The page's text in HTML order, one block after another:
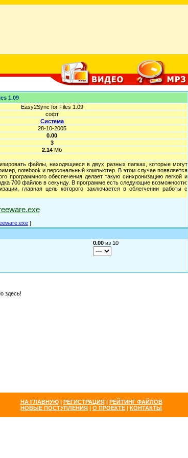
1.09
Easy2Sync for Files 1.09
софт
Система
28-10-2005
0.00
3
2.14 Мб
файлы, находящиеся в двух разных папках, которые могут
notebook и персональный компьютер. В этом случае появляется
программного обеспечения делает такую синхронизацию легкой и
700 файлов в секунду. В программе есть следующие возможности:
главная цель которого заключается в облегчении работы с
]
0.00 из 10
здесь!
НА ГЛАВНУЮ | РЕГИСТРАЦИЯ | РЕЙТИНГ ФАЙЛОВ
НОВЫЕ ПОСТУПЛЕНИЯ | О ПРОЕКТЕ | КОНТАКТЫ